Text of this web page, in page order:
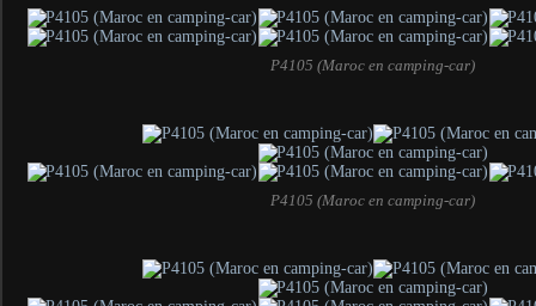
P4105 (Maroc en camping-car)
P4105 (Maroc en camping-car)